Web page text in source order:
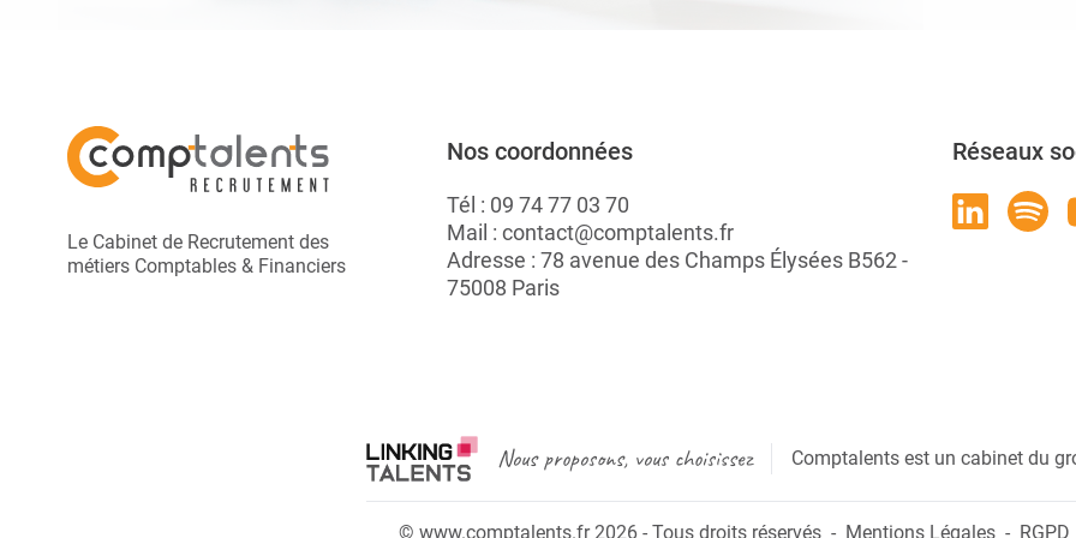
Le Cabinet de Recrutement des
métiers Comptables & Financiers
Nos coordonnées
Tél : 09 74 77 03 70
Mail : contact@comptalents.fr
Adresse : 78 avenue des Champs Élysées B562 -
75008 Paris
Réseaux
Nous proposons, vous choisissez Comptalents est un cabinet du
© www.comptalents.fr 2026 - Tous droits réservés Mentions Légales RGPD